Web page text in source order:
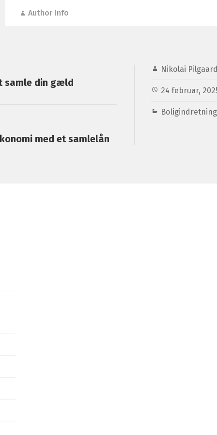
Author Info
Nikolai
24 februar,
Boligindretning
samle din gæld
med et samlelån